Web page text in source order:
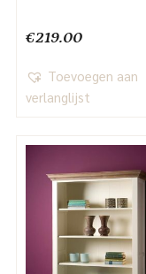
€219.00
Toevoegen aan
verlanglijst